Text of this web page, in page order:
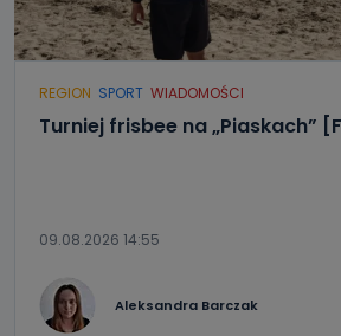
REGION SPORT WIADOMOŚCI
Turniej frisbee na „Piaskach”
09.08.2026 14:55
Aleksandra Barczak